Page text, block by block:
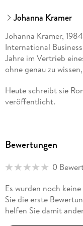
Johanna Kramer
Johanna Kramer,
International
Jahre im Vertrieb
ohne genau zu
Heute schreibt sie
veröffentlicht.
und persönlichem
kommen nicht zufällig
im richtigen
meinen Worten
Bewertungen
0
Es wurden noch
Sie die erste
helfen Sie damit